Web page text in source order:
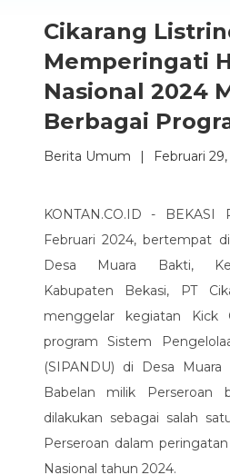
Cikarang
Memperingati
Nasional 2024
Berbagai
Berita Umum | Februari
KONTAN.CO.ID -
Februari 2024, bertempat
Desa Muara Bakti,
Kabupaten Bekasi, PT
menggelar kegiatan
program Sistem
(SIPANDU) di Desa
Babelan milik Perseroan
dilakukan sebagai salah
Perseroan dalam
Nasional tahun 2024.